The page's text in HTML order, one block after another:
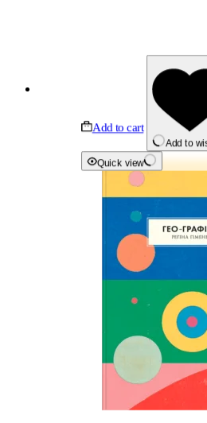
Add to cart
Add to
Quick view